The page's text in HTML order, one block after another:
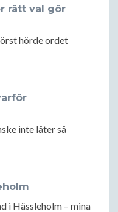
rätt val gör
hörde ordet
inte låter så
i Hässleholm – mina